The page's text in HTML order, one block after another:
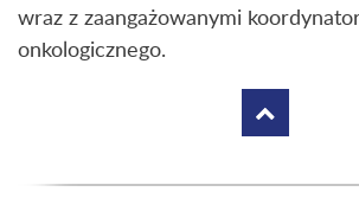
wraz z zaangażowanymi
onkologicznego.